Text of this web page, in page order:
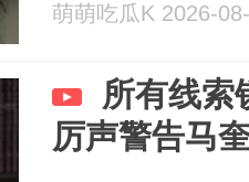
萌萌吃瓜K 2026-
所有线索
厉声警告马